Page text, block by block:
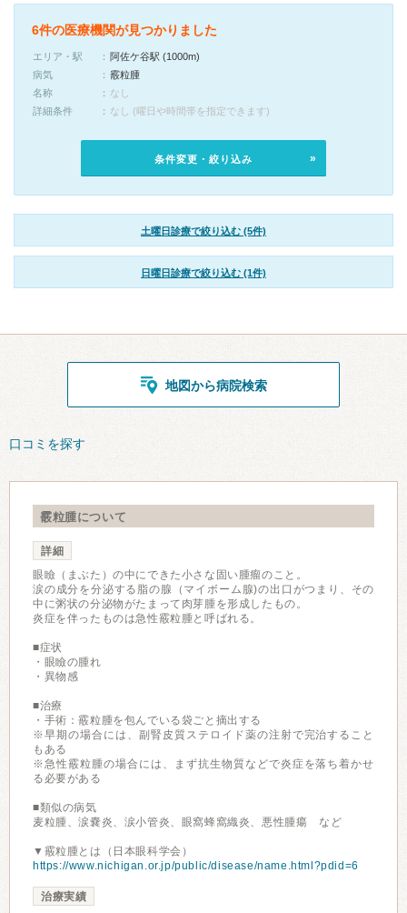
6件の医療機関が見つかりました
エリア・駅
阿佐ケ谷駅 (1000m)
病気
霰粒腫
名称
なし
詳細条件
なし (曜日や時間帯を指定できます)
条件変更・絞り込み
土曜日診療で絞り込む (5件)
日曜日診療で絞り込む (1件)
地図から病院検索
口コミを探す
霰粒腫について
詳細
眼瞼（まぶた）の中にできた小さな固い腫瘤のこと。
涙の成分を分泌する脂の腺（マイボーム腺)の出口がつまり、その
中に粥状の分泌物がたまって肉芽腫を形成したもの。
炎症を伴ったものは急性霰粒腫と呼ばれる。
■症状
・眼瞼の腫れ
・異物感
■治療
・手術：霰粒腫を包んでいる袋ごと摘出する
※早期の場合には、副腎皮質ステロイド薬の注射で完治すること
もある
※急性霰粒腫の場合には、まず抗生物質などで炎症を落ち着かせ
る必要がある
■類似の病気
麦粒腫、涙嚢炎、涙小管炎、眼窩蜂窩織炎、悪性腫瘍 など
▼霰粒腫とは（日本眼科学会）
https://www.nichigan.or.jp/public/disease/name.html?pdid=6
治療実績